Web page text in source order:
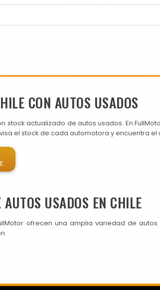
CON AUTOS USADOS
stock actualizado de autos usados. En
el stock de cada automotora y encuentra
USADOS EN CHILE
ofrecen una amplia variedad de